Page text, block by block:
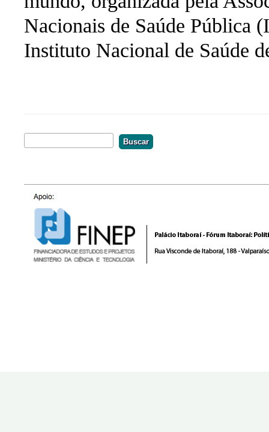
Nacionais de Saúde Pública
Instituto Nacional de Saúde
Formulário De Busca
Buscar